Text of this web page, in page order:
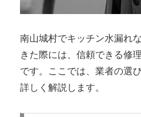
南山城村でキッチン水漏れ
きた際には、信頼できる修
です。ここでは、業者の選
詳しく解説します。